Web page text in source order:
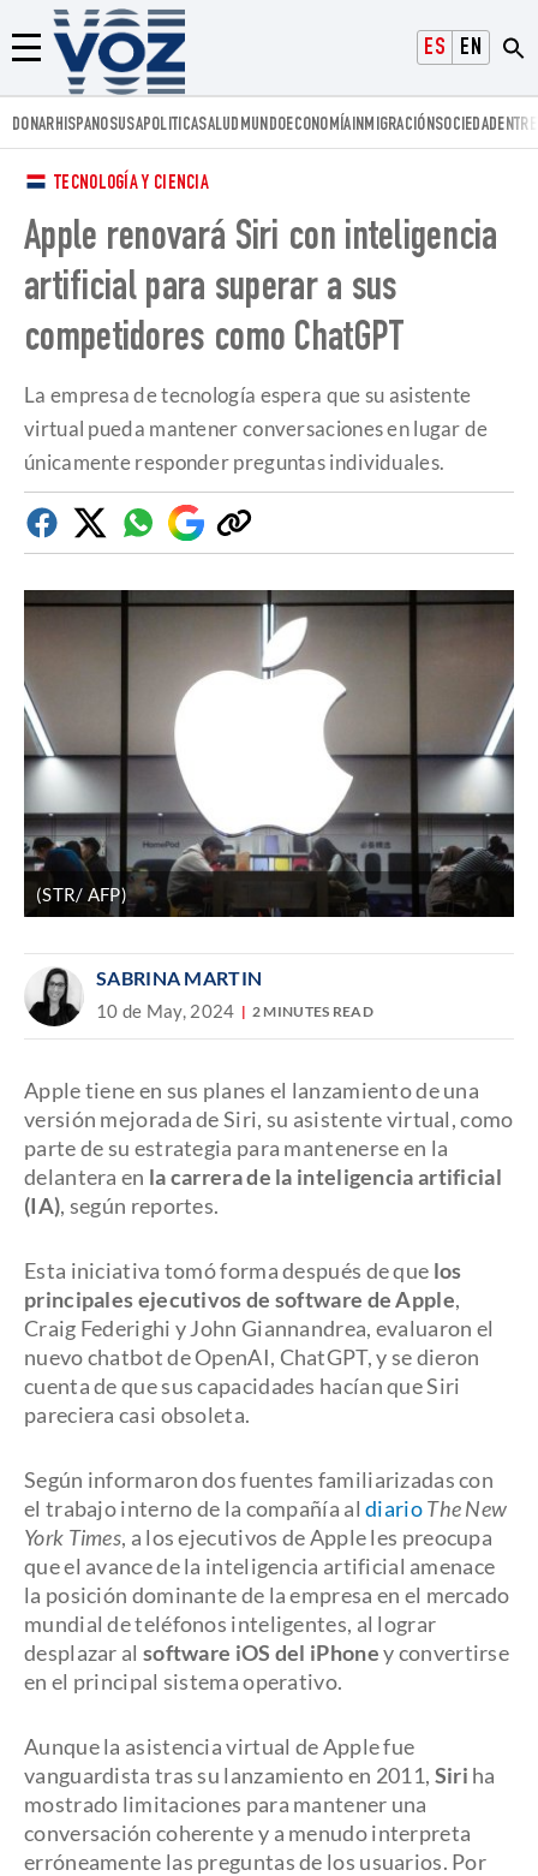
ESPAÑOLENGLISH
Menú
Voz.us
DONARHISPANOSUSAPOLITICASALUD MUNDOECONOMÍAINMIGRACIÓNSOCIEDAD
TECNOLOGÍA Y CIENCIA
Apple renovará Siri con inteligencia
artificial para superar a sus
competidores como ChatGPT
La empresa de tecnología espera que su asistente
virtual pueda mantener conversaciones en lugar de
únicamente responder preguntas individuales.
FacebookTwitterWhatsapp
Google
Discover
Copiar
enlace
(STR/ AFP)
SABRINA MARTIN
10 de May, 2024 2 MINUTES READ
Apple tiene en sus planes el lanzamiento de una
versión mejorada de Siri, su asistente virtual, como
parte de su estrategia para mantenerse en la
delantera en la carrera de la inteligencia artificial
(IA), según reportes.
Esta iniciativa tomó forma después de que los
principales ejecutivos de software de Apple,
Craig Federighi y John Giannandrea, evaluaron el
nuevo chatbot de OpenAI, ChatGPT, y se dieron
cuenta de que sus capacidades hacían que Siri
pareciera casi obsoleta.
Según informaron dos fuentes familiarizadas con
el trabajo interno de la compañía aldiarioThe New
York Times, a los ejecutivos de Apple les preocupa
que el avance de la inteligencia artificial amenace
la posición dominante de la empresa en el mercado
mundial de teléfonos inteligentes, al lograr
desplazar al software iOS del iPhoney convertirse
en el principal sistema operativo.
Aunque la asistencia virtual de Apple fue
vanguardista tras su lanzamiento en 2011, Siri ha
mostrado limitaciones para mantener una
conversación coherente y a menudo interpreta
erróneamente las preguntas de los usuarios. Por